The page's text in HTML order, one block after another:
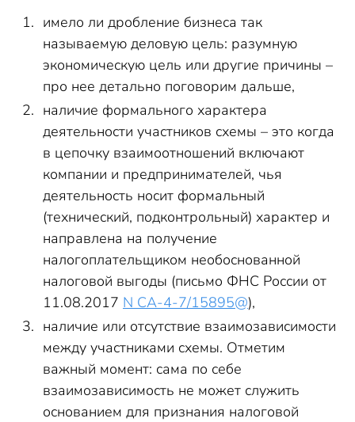
имело ли дробление бизнеса так
называемую деловую цель: разумную
экономическую цель или другие причины –
про нее детально поговорим дальше,
наличие формального характера
деятельности участников схемы – это когда
в цепочку взаимоотношений включают
компании и предпринимателей, чья
деятельность носит формальный
(технический, подконтрольный) характер и
направлена на получение
налогоплательщиком необоснованной
налоговой выгоды (письмо ФНС России от
11.08.2017 N СА-4-7/15895@),
наличие или отсутствие взаимозависимости
между участниками схемы. Отметим
важный момент: сама по себе
взаимозависимость не может служить
основанием для признания налоговой